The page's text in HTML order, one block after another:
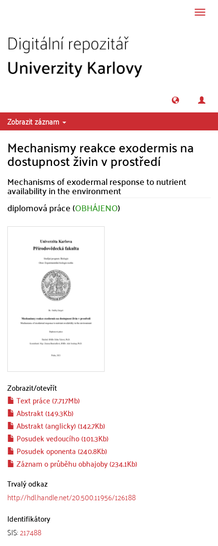
Zobrazit záznam
Mechanismy reakce exodermis na
dostupnost živin v prostředí
Mechanisms of exodermal response to nutrient
availability in the environment
diplomová práce (OBHÁJENO)
Zobrazit/otevřít
Text práce (7.717Mb)
Abstrakt (149.3Kb)
Abstrakt (anglicky) (142.7Kb)
Posudek vedoucího (101.3Kb)
Posudek oponenta (240.8Kb)
Záznam o průběhu obhajoby (234.1Kb)
Trvalý odkaz
http://hdl.handle.net/20.500.11956/126188
Identifikátory
SIS:217488